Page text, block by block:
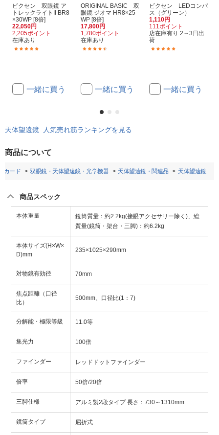
ビクセン 双眼鏡 ア
トレックライトII BR8
×30WP [8倍]
22,050円
2,205ポイント
在庫あり
一緒に買う
ORIGINAL BASIC 双
眼鏡 ジオマ HR8×25
WP [8倍]
17,800円
1,780ポイント
在庫あり
一緒に買う
ビクセン LEDコンパ
ス（グリーン）
1,110円
111ポイント
店在庫有り 2～3日出
荷
一緒に買う
天体望遠鏡 人気売れ筋ランキングを見る
商品について
カード 双眼鏡・天体望遠鏡・光学機器 天体望遠鏡・関連品 天体望遠鏡
商品スペック
本体重量
鏡筒質量：約2.2kg(接眼アクセサリー除く)、総
質量(鏡筒・架台・三脚)：約6.2kg
本体サイズ(H×W×
D)mm
235×1025×290mm
対物鏡有効径 70mm
焦点距離（口径
比）
500mm、口径比(1：7)
分解能・極限等級 11.0等
集光力 100倍
ファインダー レッドドットファインダー
倍率 50倍/20倍
三脚仕様 アルミ製2段タイプ 長さ：730～1310mm
鏡筒タイプ 屈折式